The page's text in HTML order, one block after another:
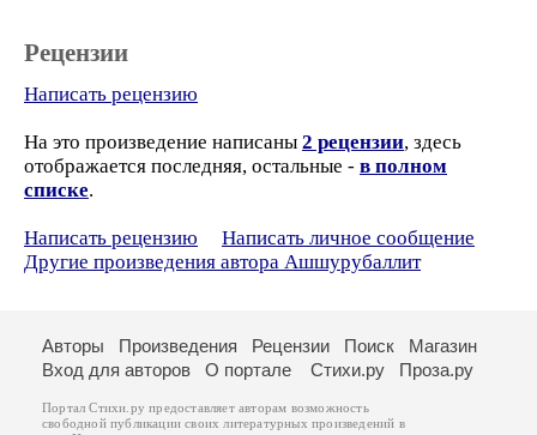
Рецензии
Написать рецензию
На это произведение написаны 2 рецензии, здесь
отображается последняя, остальные - в полном
списке.
Написать рецензию
Написать личное сообщение
Другие произведения автора Ашшурубаллит
Авторы Произведения Рецензии Поиск
Магазин
Вход для авторов
О портале Стихи.ру Проза.ру
Портал Стихи.ру предоставляет авторам возможность
свободной публикации своих литературных произведений в